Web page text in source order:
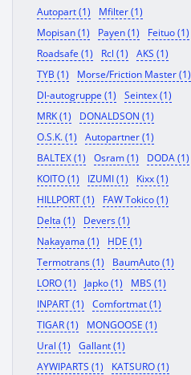
Autopart (1)
Mfilter (1)
Mopisan (1)
Payen (1)
Feituo (1)
Roadsafe (1)
Rcl (1)
AKS (1)
TYB (1)
Morse/Friction Master (1)
Dl-autogruppe (1)
Seintex (1)
MRK (1)
DONALDSON (1)
O.S.K. (1)
Autopartner (1)
BALTEX (1)
Osram (1)
DODA (1)
KOITO (1)
IZUMI (1)
Kixx (1)
HILLPORT (1)
FAW Tokico (1)
Delta (1)
Devers (1)
Nakayama (1)
HDE (1)
Termotrans (1)
BaumAuto (1)
LORO (1)
Japko (1)
MBS (1)
INPART (1)
Comfortmat (1)
TIGAR (1)
MONGOOSE (1)
Ural (1)
Gallant (1)
AYWIPARTS (1)
KATSURO (1)